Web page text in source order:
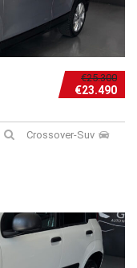
€25.300
€23.490
Crossover-Suv